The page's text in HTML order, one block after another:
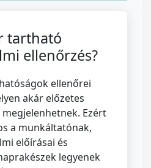
tartható
ellenőrzés?
ellenőrei
akár előzetes
Ezért
a munkáltatónak,
előírásai és
legyenek